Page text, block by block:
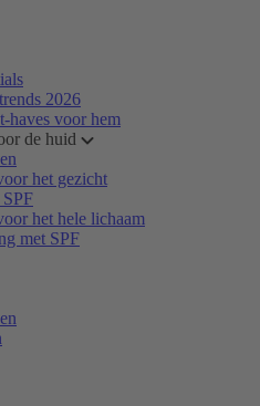
2026
haves voor hem
de huid
het gezicht
het hele lichaam
met SPF